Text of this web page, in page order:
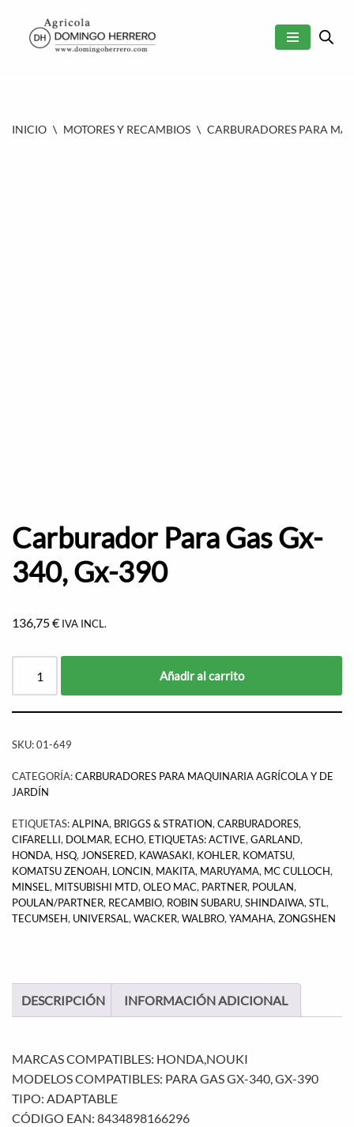
SALTAR
INICIO \ MOTORES Y RECAMBIOS \ CARBURADORES PARA
Carburador Para Gas Gx-
340, Gx-390
136,75€ IVA INCL.
Añadir al carrito
SKU:01-649
CATEGORÍA:CARBURADORES PARA MAQUINARIA AGRÍCOLA Y DE
JARDÍN
ETIQUETAS:ALPINA, BRIGGS & STRATION, CARBURADORES,
CIFARELLI, DOLMAR, ECHO, ETIQUETAS: ACTIVE, GARLAND,
HONDA, HSQ, JONSERED, KAWASAKI, KOHLER, KOMATSU,
KOMATSU ZENOAH, LONCIN, MAKITA, MARUYAMA, MC CULLOCH,
MINSEL, MITSUBISHI MTD, OLEO MAC, PARTNER, POULAN,
POULAN/PARTNER, RECAMBIO, ROBIN SUBARU, SHINDAIWA, STL,
TECUMSEH, UNIVERSAL, WACKER, WALBRO, YAMAHA, ZONGSHEN
DESCRIPCIÓN INFORMACIÓN ADICIONAL
MARCAS COMPATIBLES: HONDA,NOUKI
MODELOS COMPATIBLES: PARA GAS GX-340, GX-390
TIPO: ADAPTABLE
CÓDIGO EAN: 8434898166296